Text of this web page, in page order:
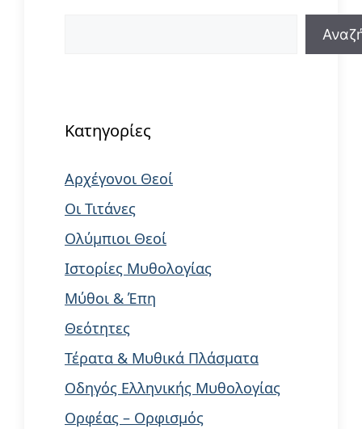
Κατηγορίες
Αρχέγονοι Θεοί
Οι Τιτάνες
Ολύμπιοι Θεοί
Ιστορίες Μυθολογίας
Μύθοι & Έπη
Θεότητες
Τέρατα & Μυθικά Πλάσματα
Οδηγός Ελληνικής Μυθολογίας
Ορφέας – Ορφισμός